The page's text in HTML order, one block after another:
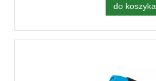
do koszyka